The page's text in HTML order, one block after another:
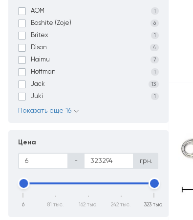
AOM 1
Boshite (Zoje) 6
Britex 1
Dison 4
Haimu 7
Hoffman 1
Jack 13
Juki 1
Показать еще 16
Цена
- грн.
6 81 тыс. 162 тыс. 242 тыс. 323 тыс.